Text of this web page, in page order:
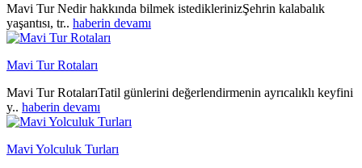
Mavi Tur Nedir hakkında bilmek istediklerinizŞehrin kalabalık
yaşantısı, tr.. haberin devamı
Mavi Tur Rotaları
Mavi Tur RotalarıTatil günlerini değerlendirmenin ayrıcalıklı keyfini
y.. haberin devamı
Mavi Yolculuk Turları